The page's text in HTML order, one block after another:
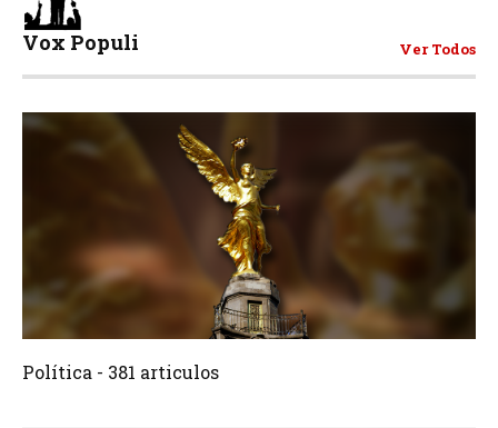
Vox Populi Ver Todos
381 Articulos
Política - 381 articulos